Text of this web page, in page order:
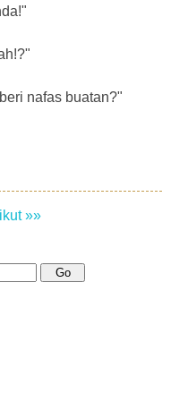
nafas buatan?"
»»